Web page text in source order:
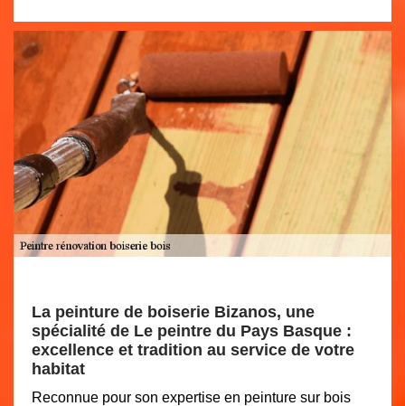
La peinture de boiserie Bizanos, une
spécialité de Le peintre du Pays Basque :
excellence et tradition au service de votre
habitat
Reconnue pour son expertise en peinture sur bois